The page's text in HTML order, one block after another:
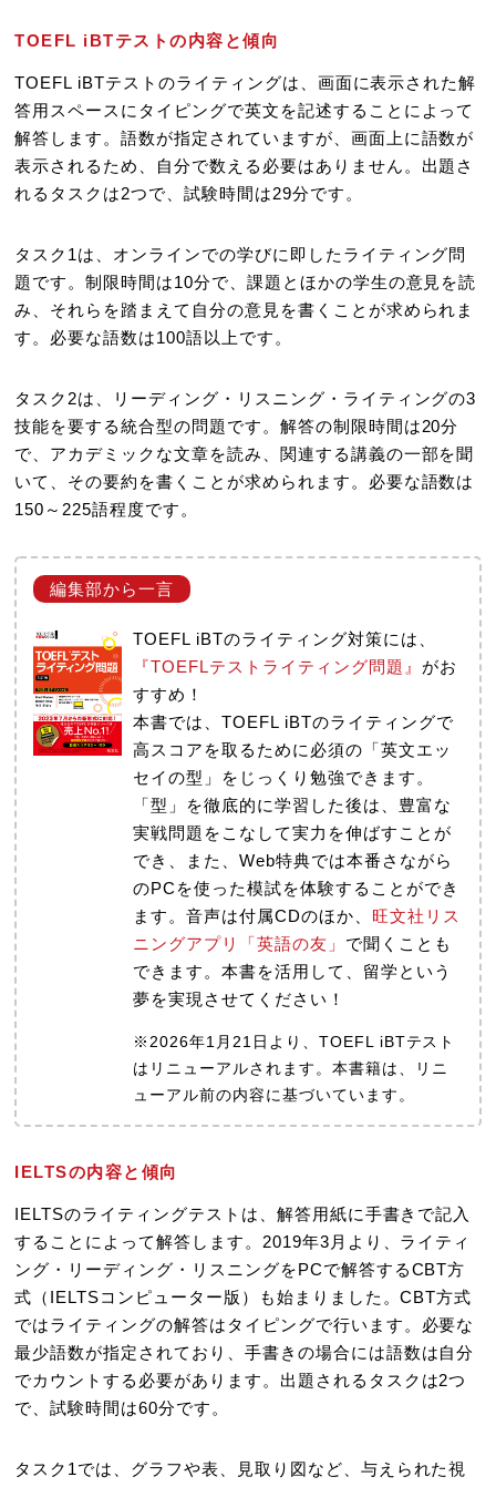
TOEFL iBTテストの内容と傾向
TOEFL iBTテストのライティングは、画面に表示された解
答用スペースにタイピングで英文を記述することによって
解答します。語数が指定されていますが、画面上に語数が
表示されるため、自分で数える必要はありません。出題さ
れるタスクは2つで、試験時間は29分です。
タスク1は、オンラインでの学びに即したライティング問
題です。制限時間は10分で、課題とほかの学生の意見を読
み、それらを踏まえて自分の意見を書くことが求められま
す。必要な語数は100語以上です。
タスク2は、リーディング・リスニング・ライティングの3
技能を要する統合型の問題です。解答の制限時間は20分
で、アカデミックな文章を読み、関連する講義の一部を聞
いて、その要約を書くことが求められます。必要な語数は
150～225語程度です。
TOEFL iBTのライティング対策には、
『TOEFLテストライティング問題』 がお
すすめ！
本書では、TOEFL iBTのライティングで
高スコアを取るために必須の「英文エッ
セイの型」をじっくり勉強できます。
「型」を徹底的に学習した後は、豊富な
実戦問題をこなして実力を伸ばすことが
でき、また、Web特典では本番さながら
のPCを使った模試を体験することができ
ます。音声は付属CDのほか、 旺文社リス
ニングアプリ「英語の友」 で聞くことも
できます。本書を活用して、留学という
夢を実現させてください！
※2026年1月21日より、TOEFL iBTテスト
はリニューアルされます。本書籍は、リニ
ューアル前の内容に基づいています。
IELTSの内容と傾向
IELTSのライティングテストは、解答用紙に手書きで記入
することによって解答します。2019年3月より、ライティ
ング・リーディング・リスニングをPCで解答するCBT方
式（IELTSコンピューター版）も始まりました。CBT方式
ではライティングの解答はタイピングで行います。必要な
最少語数が指定されており、手書きの場合には語数は自分
でカウントする必要があります。出題されるタスクは2つ
で、試験時間は60分です。
タスク1では、グラフや表、見取り図など、与えられた視